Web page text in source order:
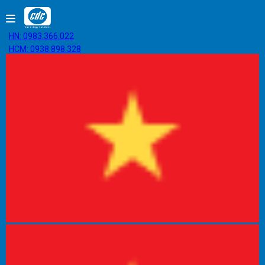
HN: 0983.366.022
HCM: 0938.898.328